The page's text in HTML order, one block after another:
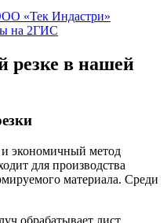
на 2ГИС
резке в нашей
экономичный метод
для производства
материала. Среди
обрабатывает лист